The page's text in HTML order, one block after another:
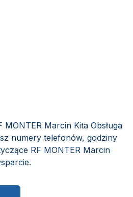
Marcin Kita Obsługa
numery telefonów, godziny
RF MONTER Marcin